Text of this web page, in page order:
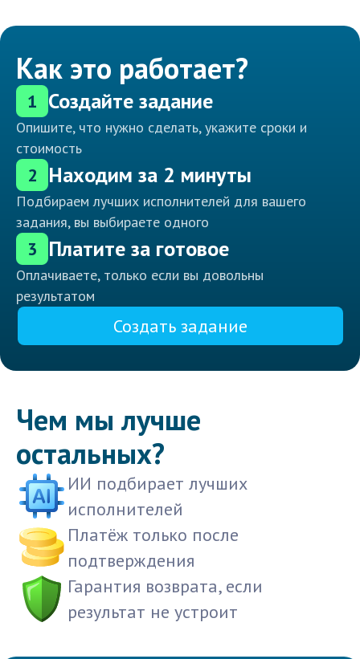
Как это работает?
1 Создайте задание
Опишите, что нужно сделать, укажите сроки и
стоимость
2 Находим за 2 минуты
Подбираем лучших исполнителей для вашего
задания, вы выбираете одного
3 Платите за готовое
Оплачиваете, только если вы довольны
результатом
Создать задание
Чем мы лучше
остальных?
ИИ подбирает лучших
исполнителей
Платёж только после
подтверждения
Гарантия возврата, если
результат не устроит